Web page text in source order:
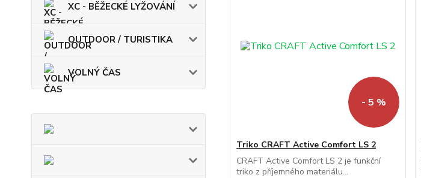
XC - BĚŽECKÉ LYŽOVÁNÍ
OUTDOOR / TURISTIKA
VOLNÝ ČAS
- 5 %
Triko CRAFT Active Comfort LS 2
CRAFT Active Comfort LS 2 je funkční
triko z příjemného materiálu...